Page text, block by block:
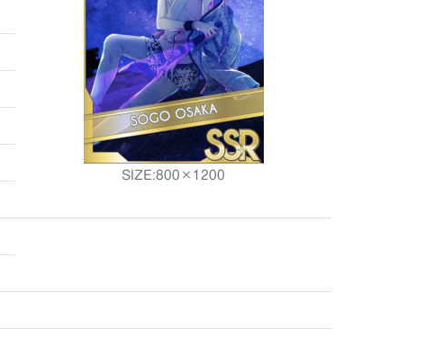
SIZE:800×1200